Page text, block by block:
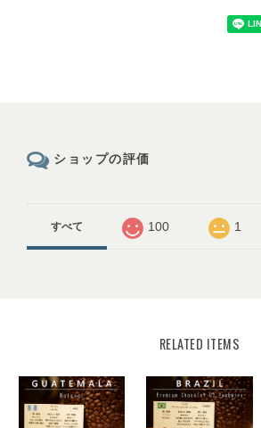
ショップの評価
すべて 100 1
RELATED ITEMS